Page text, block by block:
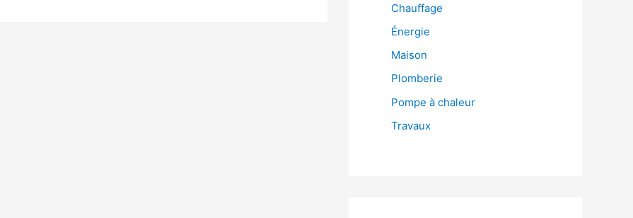
Chauffage
Énergie
Maison
Plomberie
Pompe à chaleur
Travaux